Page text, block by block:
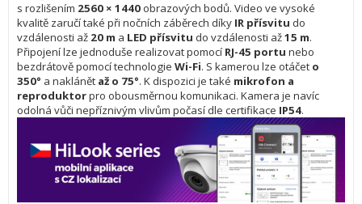
s rozlišením 2560 × 1440 obrazových bodů. Video ve vysoké
kvalitě zaručí také při nočních záběrech díky IR přísvitu do
vzdálenosti až 20 m a LED přísvitu do vzdálenosti až15 m.
Připojení lze jednoduše realizovat pomocí RJ-45 portu nebo
bezdrátově pomocí technologie Wi-Fi. S kamerou lze otáčet o
350° a naklánět až o 75°. K dispozici je také mikrofon a
reproduktorpro obousměrnou komunikaci. Kamera je navíc
odolná vůči nepříznivým vlivům počasí dle certifikace IP54.